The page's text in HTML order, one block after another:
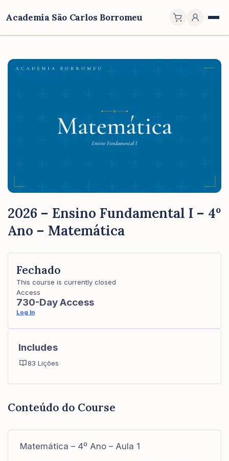
Academia São Carlos Borromeu
2026 – Ensino Fundamental I – 4º
Ano – Matemática
Conteúdo do Course
Matemática – 4º Ano – Aula 1
Fechado
This course is currently closed
Access
730-Day Access
Log In
Includes
83 Lições